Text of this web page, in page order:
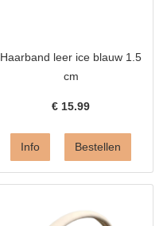
Haarband leer ice blauw 1.5
cm
€ 15.99